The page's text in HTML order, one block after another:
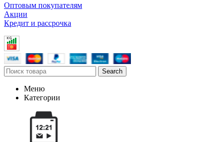
Оптовым покупателям
Акции
Кредит и рассрочка
Search
Меню
Категории